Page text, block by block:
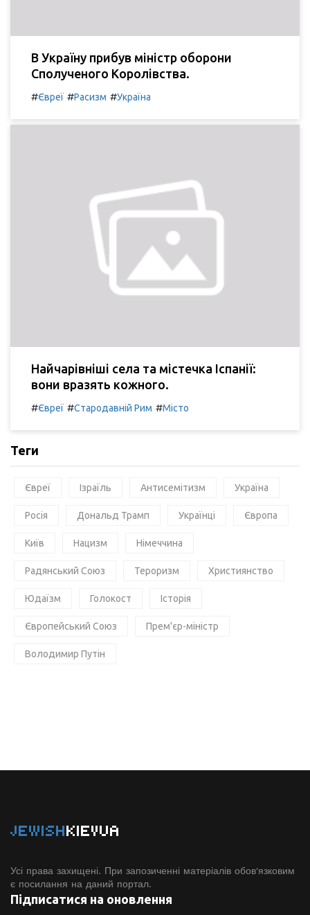
В Україну прибув міністр оборони
Сполученого Королівства.
#Євреї #Расизм #Україна
Найчарівніші села та містечка Іспанії:
вони вразять кожного.
#Євреї #Стародавній Рим #Місто
Теги
Євреї Ізраїль Антисемітизм Україна
Росія Дональд Трамп Українці Європа
Київ Нацизм Німеччина
Радянський Союз Тероризм Християнство
Юдаїзм Голокост Історія
Європейський Союз Прем'єр-міністр
Володимир Путін
JEWISHKIEVUA
Усі права захищені. При запозиченні матеріалів обов'язковим
є посилання на даний портал.
Підписатися на оновлення